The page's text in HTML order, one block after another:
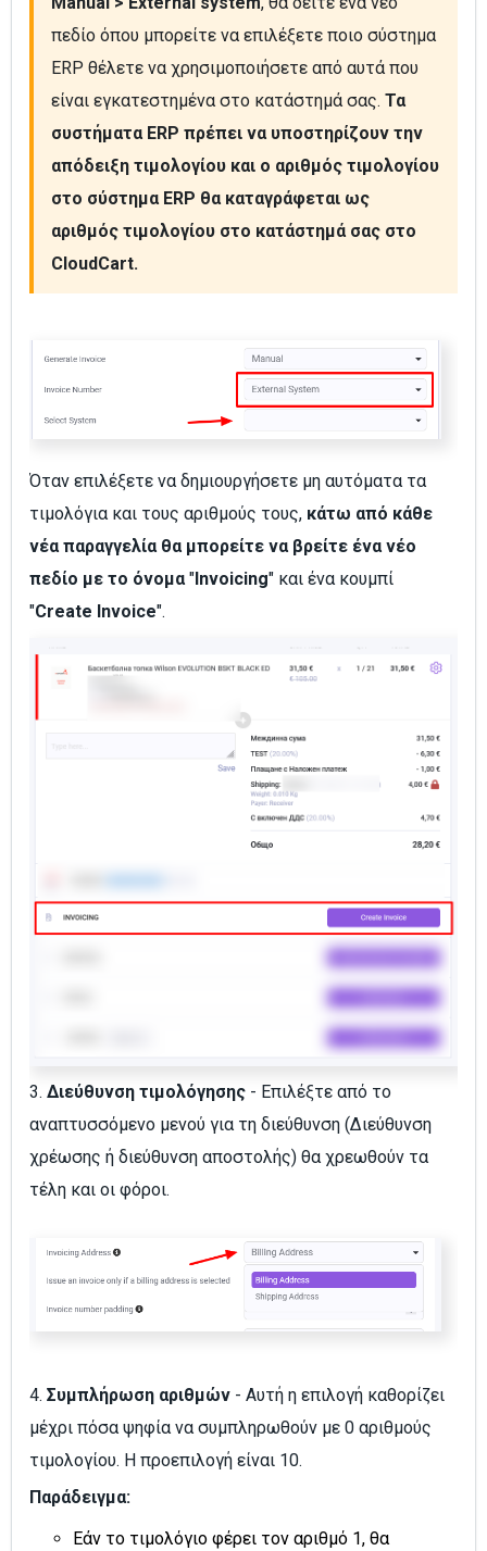
πεδίο όπου μπορείτε να επιλέξετε ποιο σύστημα
ERP θέλετε να χρησιμοποιήσετε από αυτά που
είναι εγκατεστημένα στο κατάστημά σας. Τα
συστήματα ERP πρέπει να υποστηρίζουν την
απόδειξη τιμολογίου και ο αριθμός τιμολογίου
στο σύστημα ERP θα καταγράφεται ως
αριθμός τιμολογίου στο κατάστημά σας στο
CloudCart.
Όταν επιλέξετε να δημιουργήσετε μη αυτόματα τα
τιμολόγια και τους αριθμούς τους, κάτω από κάθε
νέα παραγγελία θα μπορείτε να βρείτε ένα νέο
πεδίο με το όνομα"Invoicing" και ένα κουμπί
"Create Invoice".
3. Διεύθυνση τιμολόγησης - Επιλέξτε από το
αναπτυσσόμενο μενού για τη διεύθυνση (Διεύθυνση
χρέωσης ή διεύθυνση αποστολής) θα χρεωθούν τα
τέλη και οι φόροι.
4. Συμπλήρωση αριθμών - Αυτή η επιλογή καθορίζει
μέχρι πόσα ψηφία να συμπληρωθούν με 0 αριθμούς
τιμολογίου. Η προεπιλογή είναι 10.
Παράδειγμα:
Εάν το τιμολόγιο φέρει τον αριθμό 1, θα